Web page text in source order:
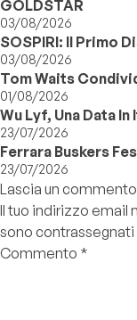
GOLDSTAR
03/08/2026
SOSPIRI: Il Primo
03/08/2026
Tom Waits
01/08/2026
Wu Lyf, Una Data In
23/07/2026
Ferrara Buskers
23/07/2026
Lascia un commento
Il tuo indirizzo email
sono contrassegnati
Commento *